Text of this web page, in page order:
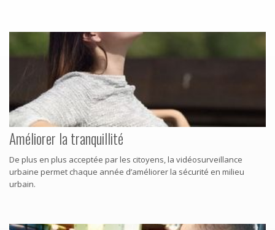
Améliorer la tranquillité
De plus en plus acceptée par les citoyens, la vidéosurveillance
urbaine permet chaque année d’améliorer la sécurité en milieu
urbain.